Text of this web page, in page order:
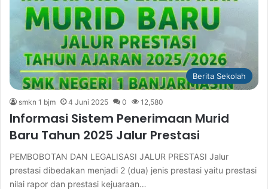
Berita Sekolah
smkn 1 bjm 4 Juni 2025 0 12,580
Informasi Sistem Penerimaan Murid
Baru Tahun 2025 Jalur Prestasi
PEMBOBOTAN DAN LEGALISASI JALUR PRESTASI Jalur
prestasi dibedakan menjadi 2 (dua) jenis prestasi yaitu prestasi
nilai rapor dan prestasi kejuaraan…